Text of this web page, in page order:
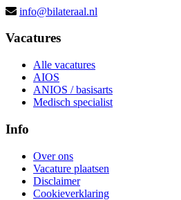
info@bilateraal.nl
Vacatures
Alle vacatures
AIOS
ANIOS / basisarts
Medisch specialist
Info
Over ons
Vacature plaatsen
Disclaimer
Cookieverklaring